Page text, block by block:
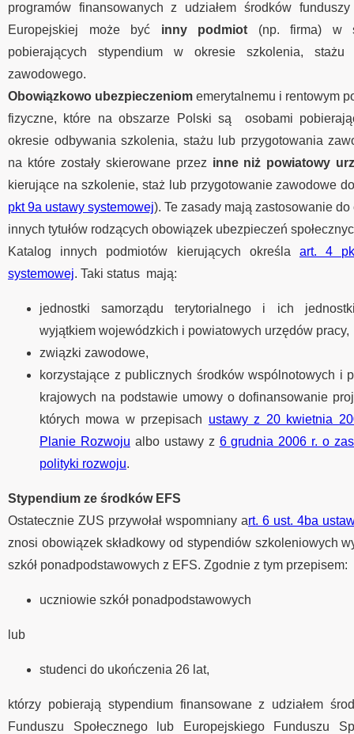
programów finansowanych z udziałem środków
Europejskiej może być inny podmiot (np. firma) w
pobierających stypendium w okresie szkolenia, stażu
zawodowego.
Obowiązkowo ubezpieczeniom emerytalnemu i rentowym
fizyczne, które na obszarze Polski są osobami
okresie odbywania szkolenia, stażu lub przygotowania
na które zostały skierowane przez inne niż powiatowy
kierujące na szkolenie, staż lub przygotowanie zawodowe
pkt 9a ustawy systemowej). Te zasady mają zastosowanie
innych tytułów rodzących obowiązek ubezpieczeń
Katalog innych podmiotów kierujących określa art. 4
systemowej. Taki status mają:
jednostki samorządu terytorialnego i ich
wyjątkiem wojewódzkich i powiatowych urzędów pracy,
związki zawodowe,
korzystające z publicznych środków wspólnotowych i
krajowych na podstawie umowy o dofinansowanie
których mowa w przepisach ustawy z 20 kwietnia
Planie Rozwoju albo ustawy z 6 grudnia 2006 r. o
polityki rozwoju.
Stypendium ze środków EFS
Ostatecznie ZUS przywołał wspomniany art. 6 ust. 4ba
znosi obowiązek składkowy od stypendiów szkoleniowych
szkół ponadpodstawowych z EFS. Zgodnie z tym przepisem:
uczniowie szkół ponadpodstawowych
lub
studenci do ukończenia 26 lat,
którzy pobierają stypendium finansowane z udziałem
Funduszu Społecznego lub Europejskiego Funduszu